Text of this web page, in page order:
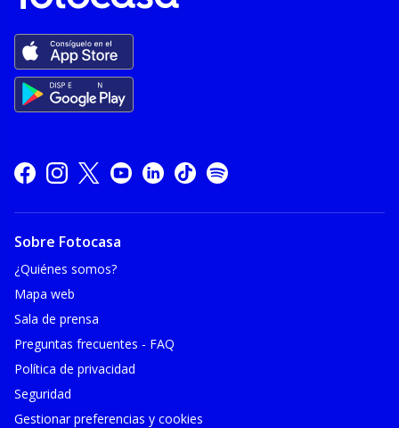
Sobre Fotocasa
¿Quiénes somos?
Mapa web
Sala de prensa
Preguntas frecuentes - FAQ
Política de privacidad
Seguridad
Gestionar preferencias y cookies